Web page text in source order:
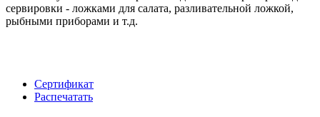
сервировки - ложками для салата, разливательной ложкой,
рыбными приборами и т.д.
Сертификат
Распечатать